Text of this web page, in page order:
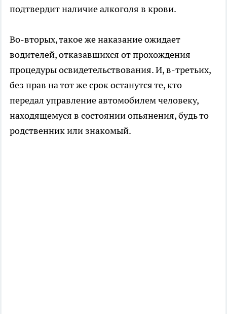
подтвердит наличие алкоголя в крови.
Во-вторых, такое же наказание ожидает
водителей, отказавшихся от прохождения
процедуры освидетельствования. И, в-третьих,
без прав на тот же срок останутся те, кто
передал управление автомобилем человеку,
находящемуся в состоянии опьянения, будь то
родственник или знакомый.